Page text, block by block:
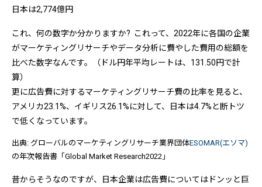
日本は2,774億円
これ、何の数字か分かりますか? これって、2022年に各国の企業
がマーケティングリサーチやデータ分析に費やした費用の総額を
比べた数字なんです。（ドル円年平均レートは、131.50円で計
算）
更に広告費に対するマーケティングリサーチ費の比率を見ると、
アメリカ23.1%、イギリス26.1%に対して、日本は4.7%と断トツ
で低くなっています。
出典: グローバルのマーケティングリサーチ業界団体ESOMAR(エソマ)
の年次報告書「Global Market Research2022」
昔からそうなのですが、日本企業は広告費についてはドンッと巨